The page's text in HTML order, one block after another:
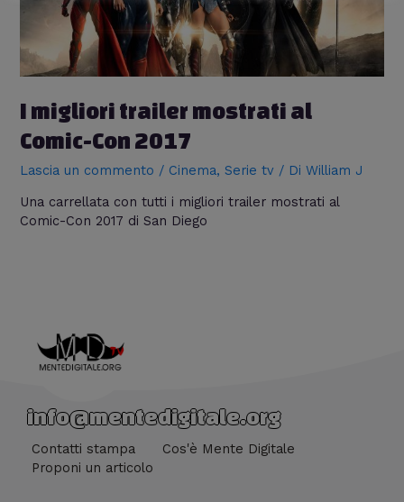
I migliori trailer mostrati al
Comic-Con 2017
Lascia un commento / Cinema,Serie tv / DiWilliam J
Una carrellata con tutti i migliori trailer mostrati al
Comic-Con 2017 di San Diego
info@mentedigitale.org
Contatti stampa
Cos'è Mente Digitale
Proponi un articolo